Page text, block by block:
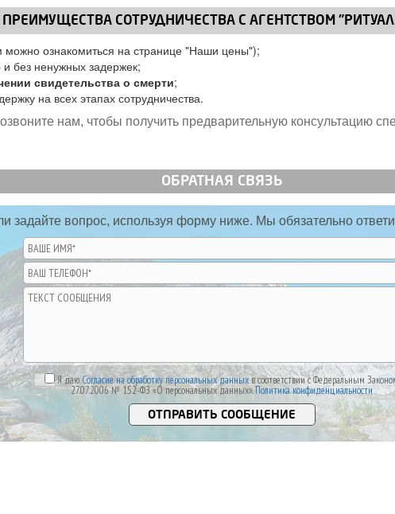
ПРЕИМУЩЕСТВА СОТРУДНИЧЕСТВА С АГЕНТСТВОМ
можно ознакомиться на странице "Наши цены");
без ненужных задержек;
свидетельства о смерти;
на всех этапах сотрудничества.
нам, чтобы получить предварительную консультацию
ОБРАТНАЯ СВЯЗЬ
задайте вопрос, используя форму ниже. Мы обязательно
Я даюСогласие на обработку персональных данныхв соответствии с Федеральным
27.07.2006 № 152-ФЗ «О персональных данных».Политика конфиденциальности